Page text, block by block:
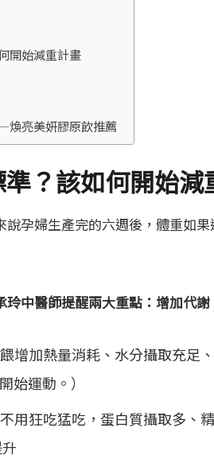
開始減重計畫
煥亮美妍膠原飲推薦
？該如何開始減
說孕婦生產完的六週後，體重如
玲中醫師提醒兩大重點：增加代
增加熱量消耗、水分攝取充足
始運動。）
用狂吃猛吃，蛋白質攝取多、
升